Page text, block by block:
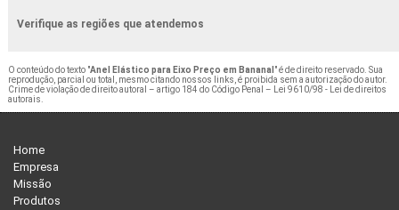
Verifique as regiões que atendemos
O conteúdo do texto "Anel Elástico para Eixo Preço em Bananal " é de direito reservado. Sua
reprodução, parcial ou total, mesmo citando nossos links, é proibida sem a autorização do autor.
Crime de violação de direito autoral – artigo 184 do Código Penal – Lei 9610/98 - Lei de direitos
autorais.
Home
Empresa
Missão
Produtos